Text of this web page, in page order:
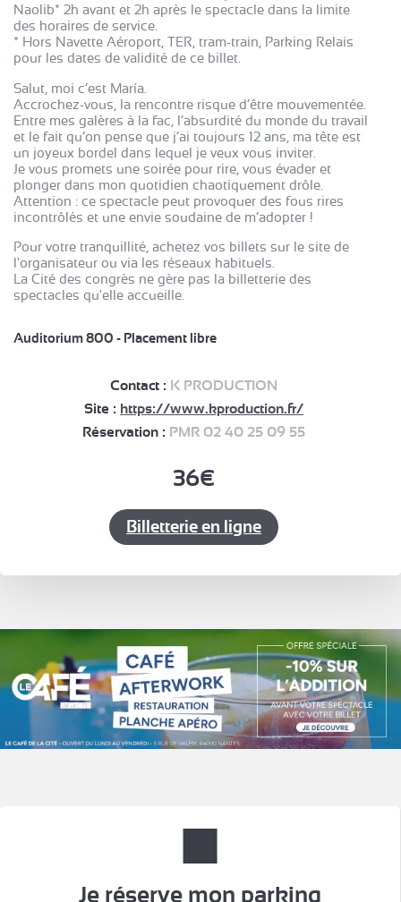
Naolib* 2h avant et 2h après le spectacle dans la limite
des horaires de service.
* Hors Navette Aéroport, TER, tram-train, Parking Relais
pour les dates de validité de ce billet.
Salut, moi c’est María.
Accrochez-vous, la rencontre risque d’être mouvementée.
Entre mes galères à la fac, l’absurdité du monde du travail
et le fait qu’on pense que j’ai toujours 12 ans, ma tête est
un joyeux bordel dans lequel je veux vous inviter.
Je vous promets une soirée pour rire, vous évader et
plonger dans mon quotidien chaotiquement drôle.
Attention : ce spectacle peut provoquer des fous rires
incontrôlés et une envie soudaine de m’adopter !
Pour votre tranquillité, achetez vos billets sur le site de
l'organisateur ou via les réseaux habituels.
La Cité des congrès ne gère pas la billetterie des
spectacles qu'elle accueille.
Auditorium 800 - Placement libre
Contact : K PRODUCTION
Site : https://www.kproduction.fr/
Réservation : PMR 02 40 25 09 55
36€
Billetterie en ligne
Je réserve mon parking